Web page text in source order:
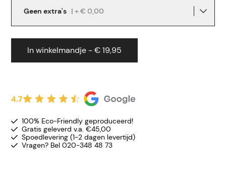
Geen extra's | + € 0,00
In winkelmandje - € 19,95
4.7
100% Eco-Friendly geproduceerd!
Gratis geleverd v.a. €45,00
Spoedlevering (1-2 dagen levertijd)
Vragen? Bel 020-348 48 73